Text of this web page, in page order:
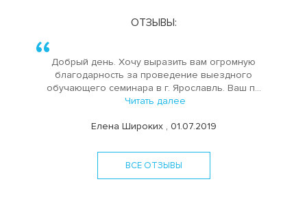
ОТЗЫВЫ:
Добрый день. Хочу выразить вам огромную
благодарность за проведение выездного
обучающего семинара в г. Ярославль. Ваш п...
Читать далее
Елена Широких , 01.07.2019
ВСЕ ОТЗЫВЫ